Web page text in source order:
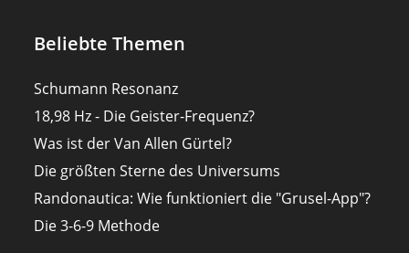
Beliebte Themen
Schumann Resonanz
18,98 Hz - Die Geister-Frequenz?
Was ist der Van Allen Gürtel?
Die größten Sterne des Universums
Randonautica: Wie funktioniert die "Grusel-App"?
Die 3-6-9 Methode